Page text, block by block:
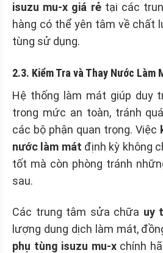
isuzu mu-x giá rẻtại các
hàng có thể yên tâm về chất
tùng sử dụng.
2.3. Kiểm Tra và Thay Nước Làm
Hệ thống làm mát giúp duy
trong mức an toàn, tránh
các bộ phận quan trọng. Việc
nước làm mát định kỳ không
tốt mà còn phòng tránh
sau.
Các trung tâm sửa chữa uy
lượng dung dịch làm mát,
phụ tùng isuzu mu-xchính